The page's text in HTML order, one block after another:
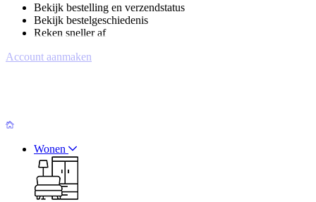
Bekijk bestelling en verzendstatus
Bekijk bestelgeschiedenis
Reken sneller af
Account aanmaken
Wonen